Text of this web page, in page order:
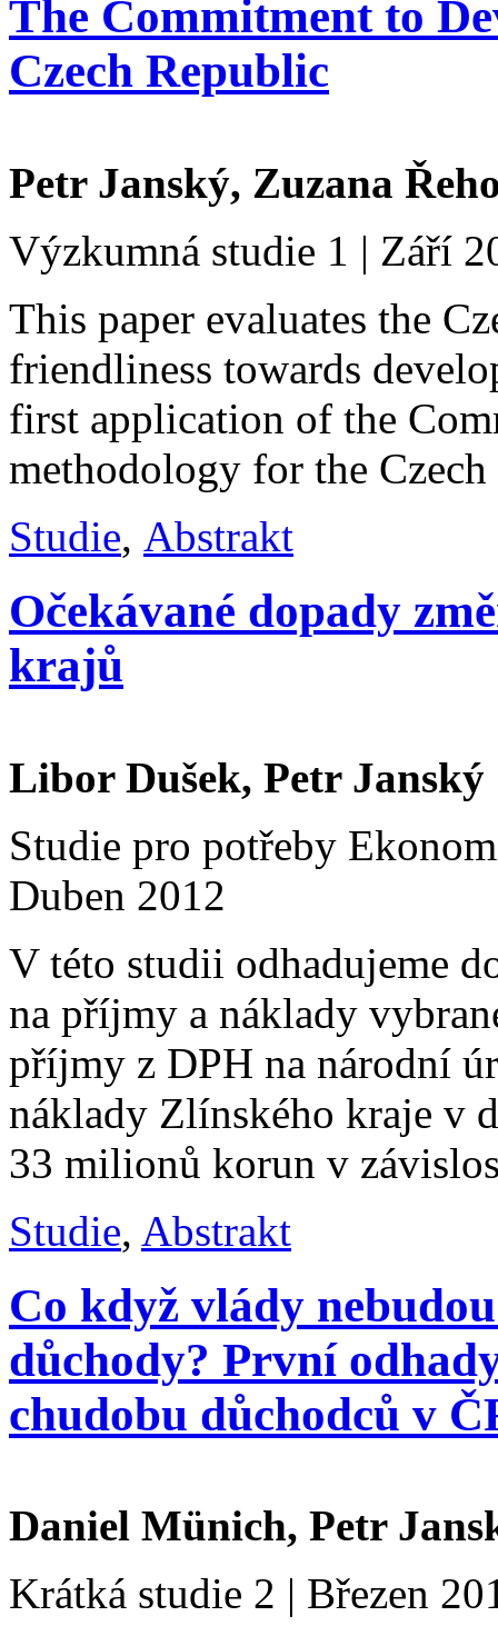
The Commitment to
Czech Republic
Petr Janský, Zuzana
Výzkumná studie 1 | Září
This paper evaluates the
friendliness towards
first application of the
methodology for the
Studie, Abstrakt
Očekávané dopady
krajů
Libor Dušek, Petr Janský
Studie pro potřeby
Duben 2012
V této studii odhadujeme
na příjmy a náklady
příjmy z DPH na národní
náklady Zlínského kraje v
33 milionů korun v
Studie, Abstrakt
Co když vlády
důchody? První
chudobu důchodců v
Daniel Münich, Petr
Krátká studie 2 | Březen